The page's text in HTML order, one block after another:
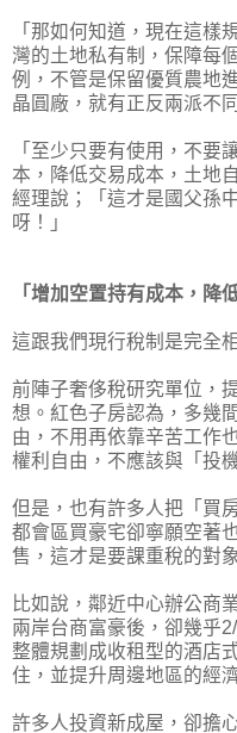
「那如何知道，現在這樣
灣的土地私有制，保障每
例，不管是保留優質農地
晶圓廠，就有正反兩派不
「至少只要有使用，不要
本，降低交易成本，土地
經理說；「這才是國父孫
呀！」
「增加空置持有成本，降
這跟我們現行稅制是完全
前陣子奢侈稅研究單位，
想。紅色子房認為，多幾
由，不用再依靠辛苦工作
權利自由，不應該與「投
但是，也有許多人把「買
都會區買豪宅卻寧願空著
售，這才是要課重稅的對象
比如說，鄰近中心辦公商
兩岸台商富豪後，卻幾乎
整體規劃成收租型的酒店
住，並提升周邊地區的經
許多人投資新成屋，卻擔